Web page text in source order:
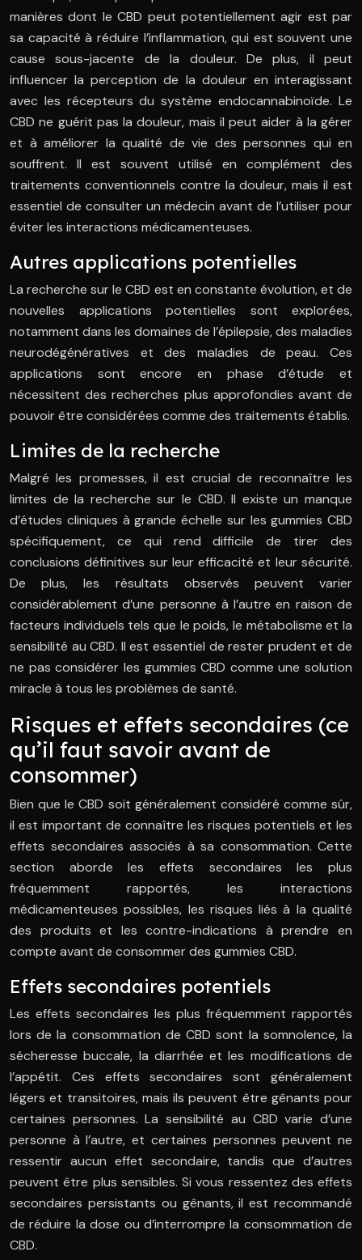
manières dont le CBD peut potentiellement agir est par
sa capacité à réduire l’inflammation, qui est souvent une
cause sous-jacente de la douleur. De plus, il peut
influencer la perception de la douleur en interagissant
avec les récepteurs du système endocannabinoïde. Le
CBD ne guérit pas la douleur, mais il peut aider à la gérer
et à améliorer la qualité de vie des personnes qui en
souffrent. Il est souvent utilisé en complément des
traitements conventionnels contre la douleur, mais il est
essentiel de consulter un médecin avant de l’utiliser pour
éviter les interactions médicamenteuses.
Autres applications potentielles
La recherche sur le CBD est en constante évolution, et de
nouvelles applications potentielles sont explorées,
notamment dans les domaines de l’épilepsie, des maladies
neurodégénératives et des maladies de peau. Ces
applications sont encore en phase d’étude et
nécessitent des recherches plus approfondies avant de
pouvoir être considérées comme des traitements établis.
Limites de la recherche
Malgré les promesses, il est crucial de reconnaître les
limites de la recherche sur le CBD. Il existe un manque
d’études cliniques à grande échelle sur les gummies CBD
spécifiquement, ce qui rend difficile de tirer des
conclusions définitives sur leur efficacité et leur sécurité.
De plus, les résultats observés peuvent varier
considérablement d’une personne à l’autre en raison de
facteurs individuels tels que le poids, le métabolisme et la
sensibilité au CBD. Il est essentiel de rester prudent et de
ne pas considérer les gummies CBD comme une solution
miracle à tous les problèmes de santé.
Risques et effets secondaires (ce
qu’il faut savoir avant de
consommer)
Bien que le CBD soit généralement considéré comme sûr,
il est important de connaître les risques potentiels et les
effets secondaires associés à sa consommation. Cette
section aborde les effets secondaires les plus
fréquemment rapportés, les interactions
médicamenteuses possibles, les risques liés à la qualité
des produits et les contre-indications à prendre en
compte avant de consommer des gummies CBD.
Effets secondaires potentiels
Les effets secondaires les plus fréquemment rapportés
lors de la consommation de CBD sont la somnolence, la
sécheresse buccale, la diarrhée et les modifications de
l’appétit. Ces effets secondaires sont généralement
légers et transitoires, mais ils peuvent être gênants pour
certaines personnes. La sensibilité au CBD varie d’une
personne à l’autre, et certaines personnes peuvent ne
ressentir aucun effet secondaire, tandis que d’autres
peuvent être plus sensibles. Si vous ressentez des effets
secondaires persistants ou gênants, il est recommandé
de réduire la dose ou d’interrompre la consommation de
CBD.